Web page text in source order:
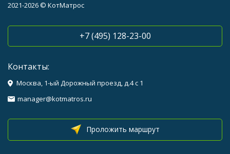
2021-2026 © КотМатрос
+7 (495) 128-23-00
Контакты:
Москва, 1-ый Дорожный проезд, д.4 с 1
manager@kotmatros.ru
Проложить маршрут